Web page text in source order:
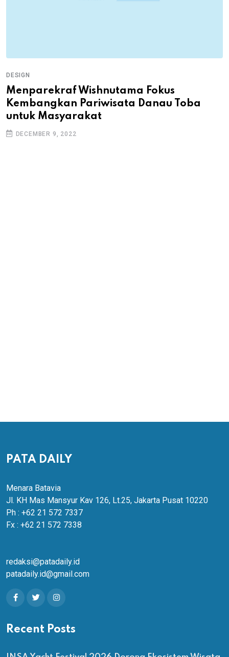
DESIGN
Menparekraf Wishnutama Fokus
Kembangkan Pariwisata Danau Toba
untuk Masyarakat
DECEMBER 9, 2022
PATA DAILY
Menara Batavia
Jl. KH Mas Mansyur Kav 126, Lt.25, Jakarta Pusat 10220
Ph : +62 21 572 7337
Fx : +62 21 572 7338
redaksi@patadaily.id
patadaily.id@gmail.com
Recent Posts